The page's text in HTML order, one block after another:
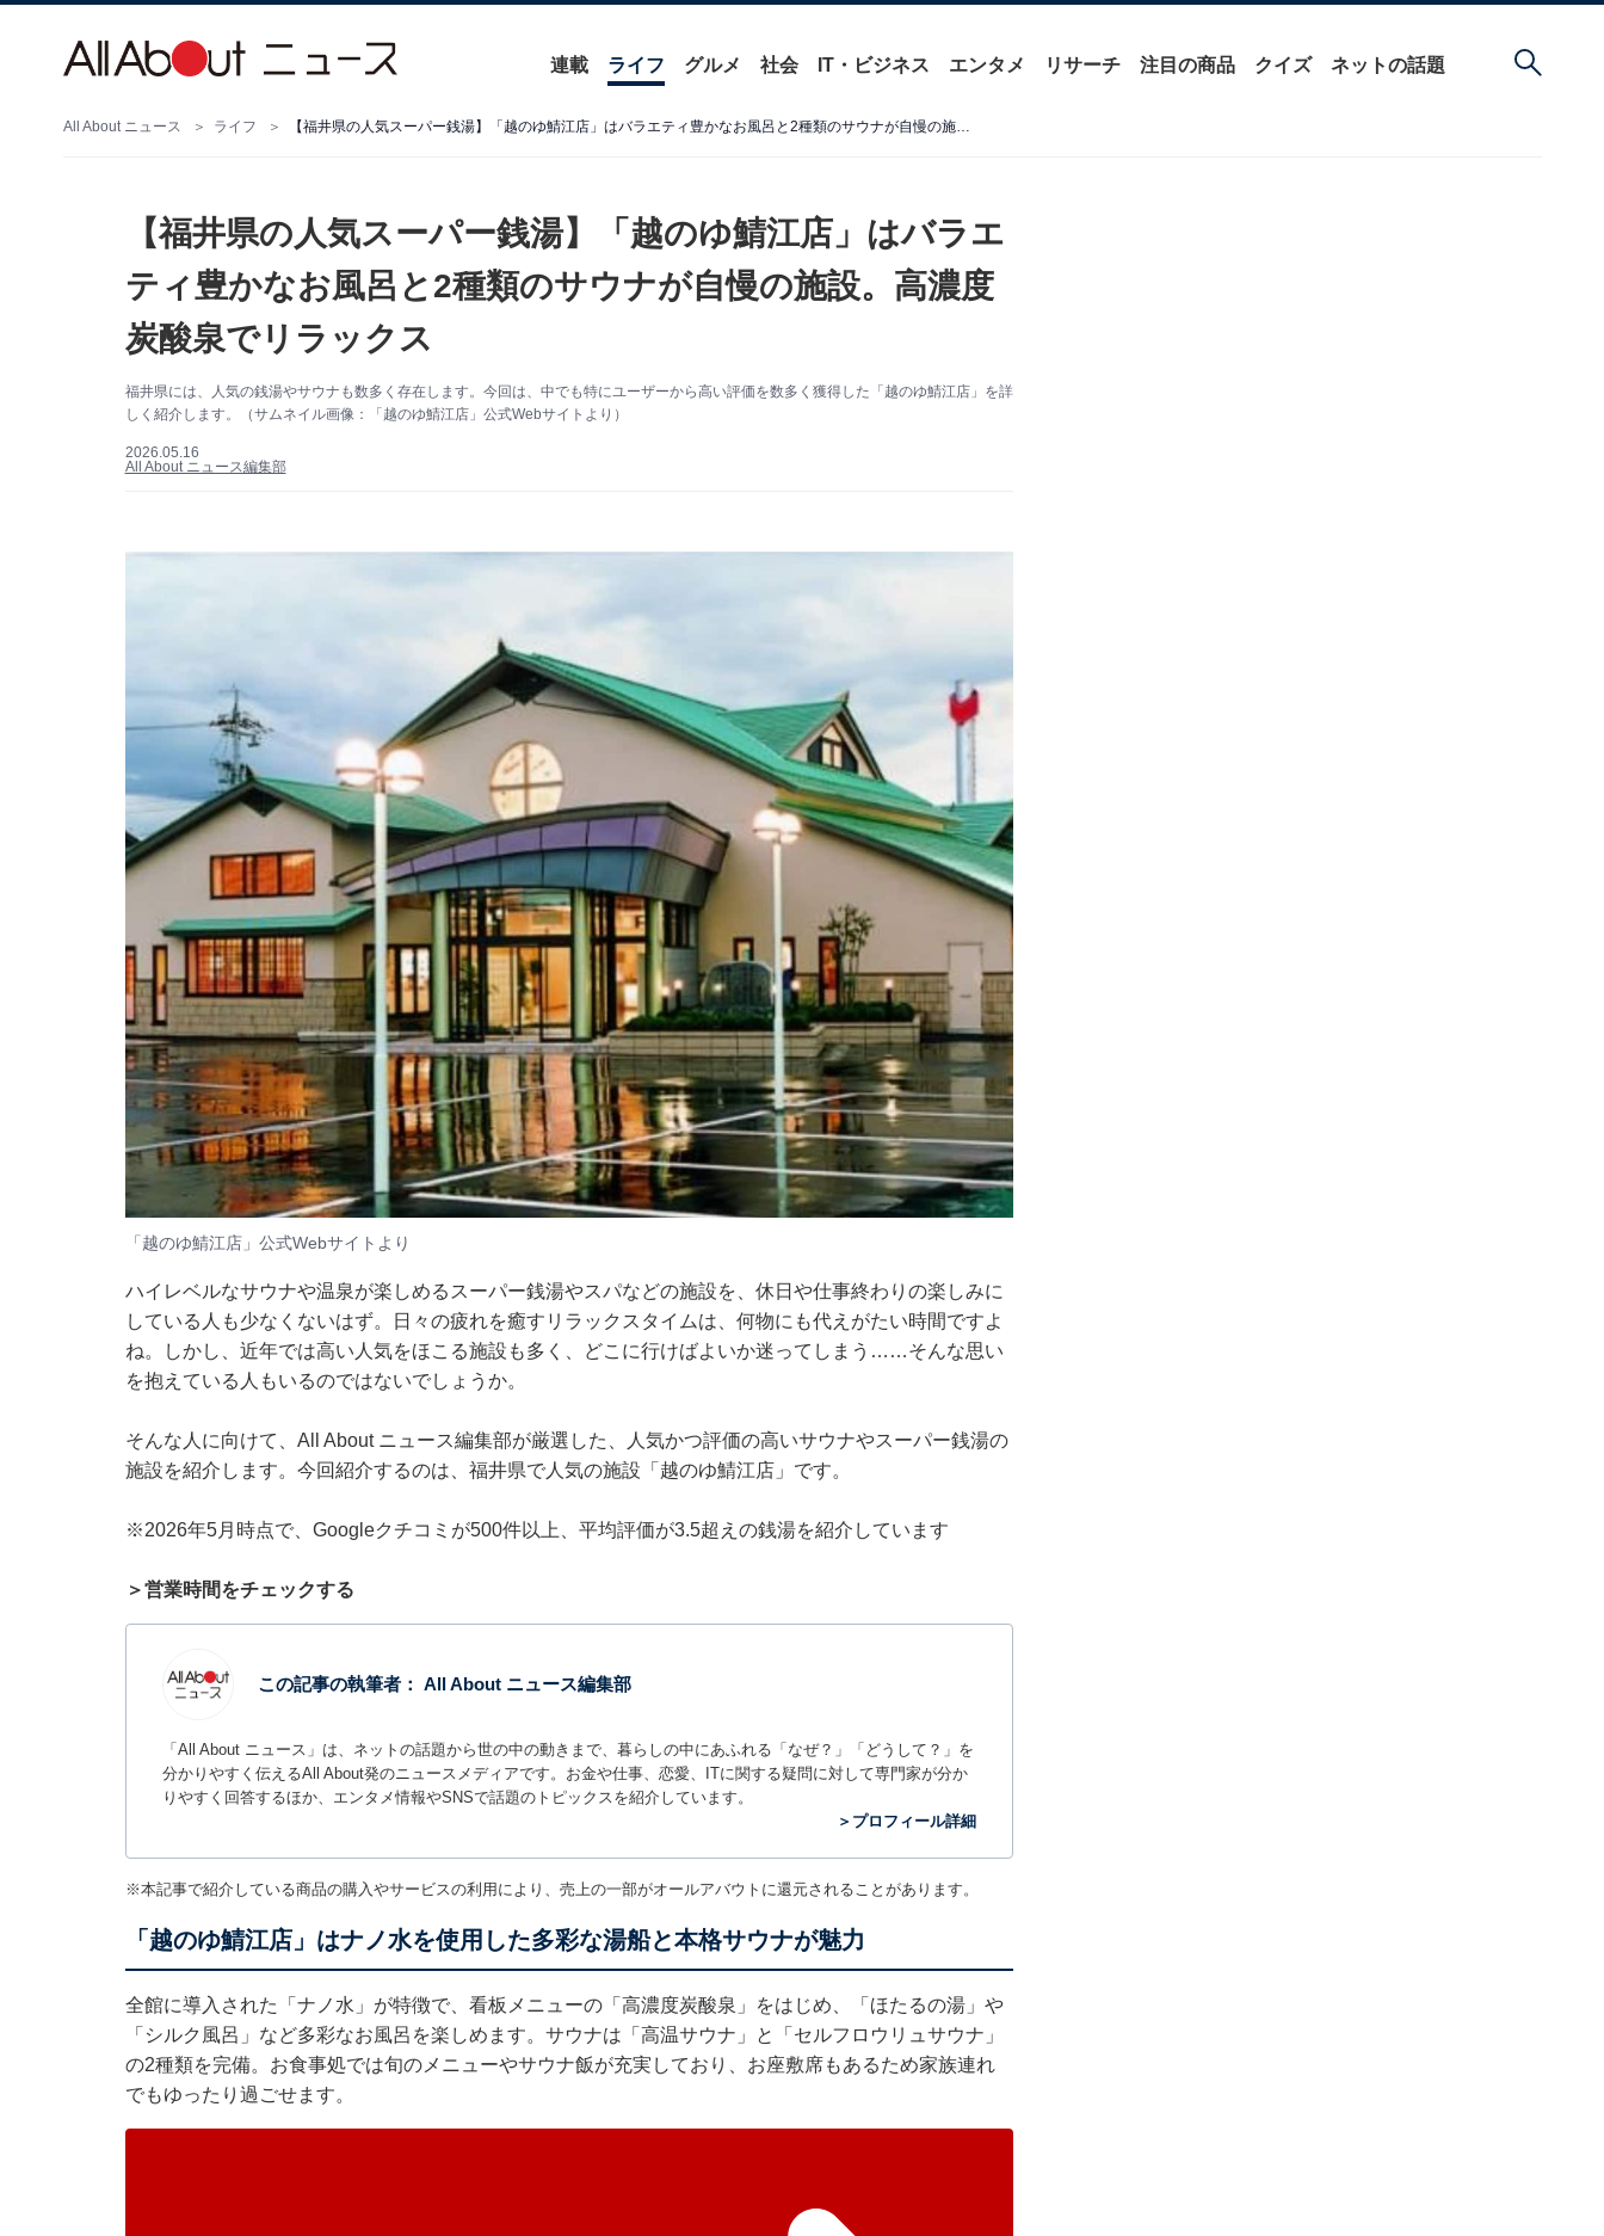
連載 ライフ グルメ 社会 IT・ビジネス エンタメ リサーチ 注目の商品 クイズ ネットの話題
All About ニュース ライフ 【福井県の人気スーパー銭湯】「越のゆ鯖江店」はバラエティ豊かなお風呂と2種類のサウナが自慢の施設。高濃度炭酸泉でリラックス
【福井県の人気スーパー銭湯】「越のゆ鯖江店」はバラエ
ティ豊かなお風呂と2種類のサウナが自慢の施設。高濃度
炭酸泉でリラックス
福井県には、人気の銭湯やサウナも数多く存在します。今回は、中でも特にユーザーから高い評価を数多く獲得した「越のゆ鯖江店」を詳
しく紹介します。（サムネイル画像：「越のゆ鯖江店」公式Webサイトより）
2026.05.16
All About ニュース編集部
「越のゆ鯖江店」公式Webサイトより
ハイレベルなサウナや温泉が楽しめるスーパー銭湯やスパなどの施設を、休日や仕事終わりの楽しみに
している人も少なくないはず。日々の疲れを癒すリラックスタイムは、何物にも代えがたい時間ですよ
ね。しかし、近年では高い人気をほこる施設も多く、どこに行けばよいか迷ってしまう……そんな思い
を抱えている人もいるのではないでしょうか。
そんな人に向けて、All About ニュース編集部が厳選した、人気かつ評価の高いサウナやスーパー銭湯の
施設を紹介します。今回紹介するのは、福井県で人気の施設「越のゆ鯖江店」です。
※2026年5月時点で、Googleクチコミが500件以上、平均評価が3.5超えの銭湯を紹介しています
＞営業時間をチェックする
この記事の執筆者： All About ニュース編集部
「All About ニュース」は、ネットの話題から世の中の動きまで、暮らしの中にあふれる「なぜ？」「どうして？」を
分かりやすく伝えるAll About発のニュースメディアです。お金や仕事、恋愛、ITに関する疑問に対して専門家が分か
りやすく回答するほか、エンタメ情報やSNSで話題のトピックスを紹介しています。
＞プロフィール詳細
※本記事で紹介している商品の購入やサービスの利用により、売上の一部がオールアバウトに還元されることがあります。
「越のゆ鯖江店」はナノ水を使用した多彩な湯船と本格サウナが魅力
全館に導入された「ナノ水」が特徴で、看板メニューの「高濃度炭酸泉」をはじめ、「ほたるの湯」や
「シルク風呂」など多彩なお風呂を楽しめます。サウナは「高温サウナ」と「セルフロウリュサウナ」
の2種類を完備。お食事処では旬のメニューやサウナ飯が充実しており、お座敷席もあるため家族連れ
でもゆったり過ごせます。